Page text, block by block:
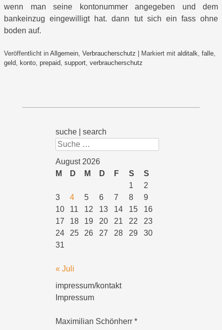
wenn man seine kontonummer angegeben und dem
bankeinzug eingewilligt hat. dann tut sich ein fass ohne
boden auf.
Veröffentlicht in Allgemein, Verbraucherschutz Markiert mit alditalk, falle,
geld, konto, prepaid, support, verbraucherschutz
suche | search
Suchen
August 2026
M
D M D F S
S
1
2
3
4 5 6 7 8
9
10
11 12 13 14 15
16
17
18 19 20 21 22
23
24
25 26 27 28 29
30
31
« Juli
impressum/kontakt
Impressum
Maximilian Schönherr *